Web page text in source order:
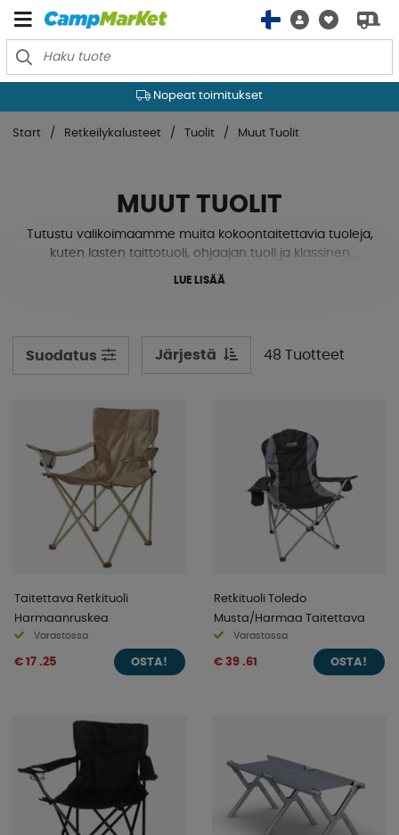
Nopeat toimitukset
Start Retkeilykalusteet Tuolit Muut Tuolit
MUUT TUOLIT
Tutustu valikoimaamme muita kokoontaitettavia tuoleja,
kuten lasten taittotuoli, ohjaajan tuoli ja klassinen
aurinkotuoli. Meillä on tuoleja, jotka sopivat kaikille
keveytensä ansiosta ja vievät yllättävän vähän tilaa
säilytettynä. Katso ja tutustu valikoimaamme!
LUE LISÄÄ
Suodatus Järjestä 48 Tuotteet
Taitettava Retkituoli
Harmaanruskea
Varastossa
€ 17 .25 OSTA!
Retkituoli Toledo
Musta/Harmaa Taitettava
Varastossa
€ 39 .61 OSTA!